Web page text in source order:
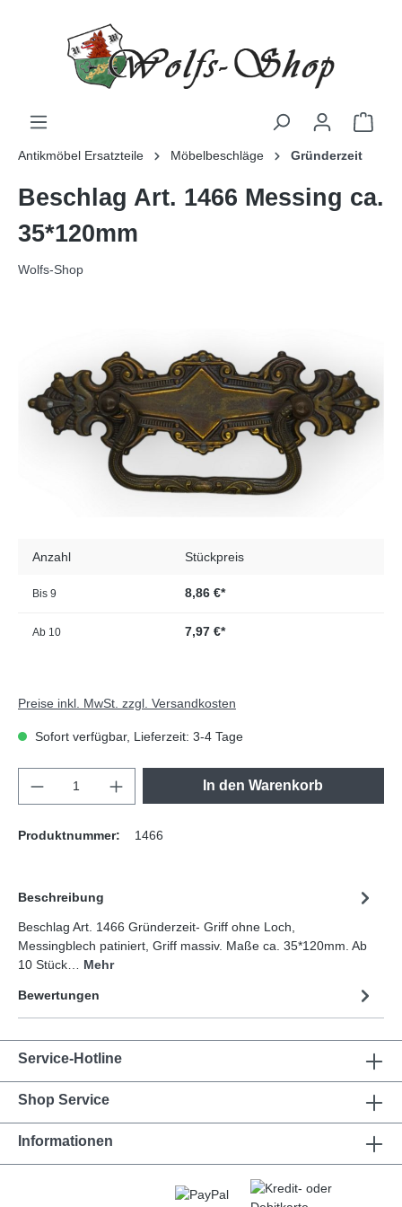
Antikmöbel Ersatzteile Möbelbeschläge Gründerzeit
Beschlag Art. 1466 Messing ca.
35*120mm
Wolfs-Shop
Anzahl Stückpreis
Bis 9 8,86 €*
Ab 10 7,97 €*
Preise inkl. MwSt. zzgl. Versandkosten
Sofort verfügbar, Lieferzeit: 3-4 Tage
In den Warenkorb
Produktnummer: 1466
Beschreibung
Beschlag Art. 1466 Gründerzeit- Griff ohne Loch,
Messingblech patiniert, Griff massiv. Maße ca. 35*120mm. Ab
10 Stück… Mehr
Bewertungen
Service-Hotline
Shop Service
Informationen